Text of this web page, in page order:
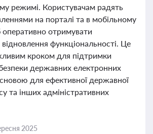
режимі. Користувачам радять
на порталі та в мобільному
отримувати
функціональності. Це
кроком для підтримки
державних електронних
для ефективної державної
та інших адміністративних
2025